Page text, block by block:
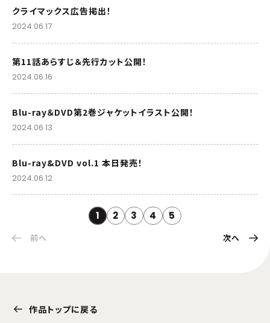
クライマックス広告掲出！
2024.06.17
第11話あらすじ＆先行カット公開！
2024.06.16
Blu-ray＆DVD第2巻ジャケットイラスト公開！
2024.06.13
Blu-ray&DVD vol.1 本日発売！
2024.06.12
1 2 3 4 5
前へ 次へ
作品トップに戻る